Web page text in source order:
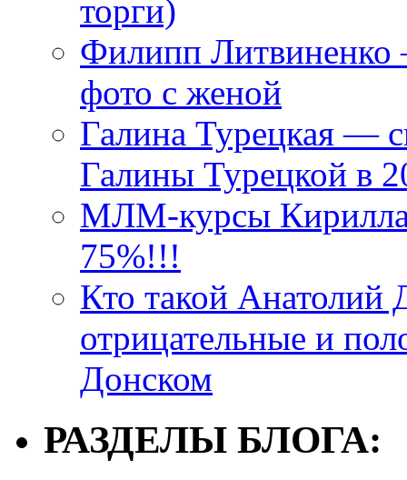
торги)
Филипп Литвиненко
фото с женой
Галина Турецкая —
Галины Турецкой в
МЛМ-курсы Кирилла
75%!!!
Кто такой Анатолий
отрицательные и
Донском
РАЗДЕЛЫ БЛОГА: